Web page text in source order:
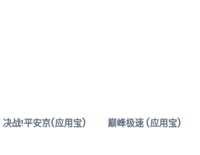
决战!平安京(应用宝) 巅峰极速 (应用宝)